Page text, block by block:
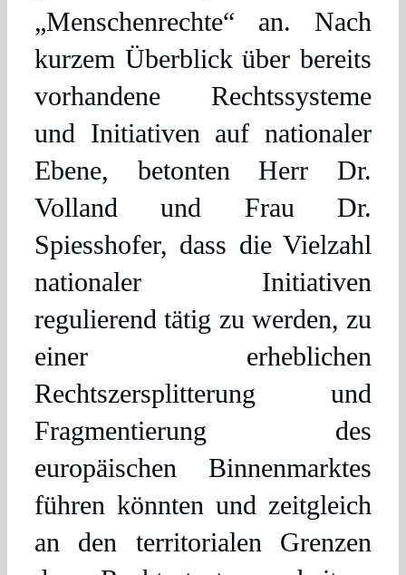
„Menschenrechte“ an. Nach
kurzem Überblick über bereits
vorhandene Rechtssysteme
und Initiativen auf nationaler
Ebene, betonten Herr Dr.
Volland und Frau Dr.
Spiesshofer, dass die Vielzahl
nationaler Initiativen
regulierend tätig zu werden, zu
einer erheblichen
Rechtszersplitterung und
Fragmentierung des
europäischen Binnenmarktes
führen könnten und zeitgleich
an den territorialen Grenzen